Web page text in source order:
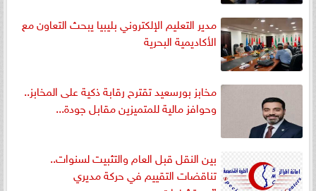
مدير التعليم الإلكتروني بليبيا يبحث التعاون مع
الأكاديمية البحرية
مخابز بورسعيد تقترح رقابة ذكية على المخابز..
وحوافز مالية للمتميزين مقابل جودة...
بين النقل قبل العام والتثبيت لسنوات..
تناقضات التقييم في حركة مديري